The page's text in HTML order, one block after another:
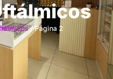
/ Página 2